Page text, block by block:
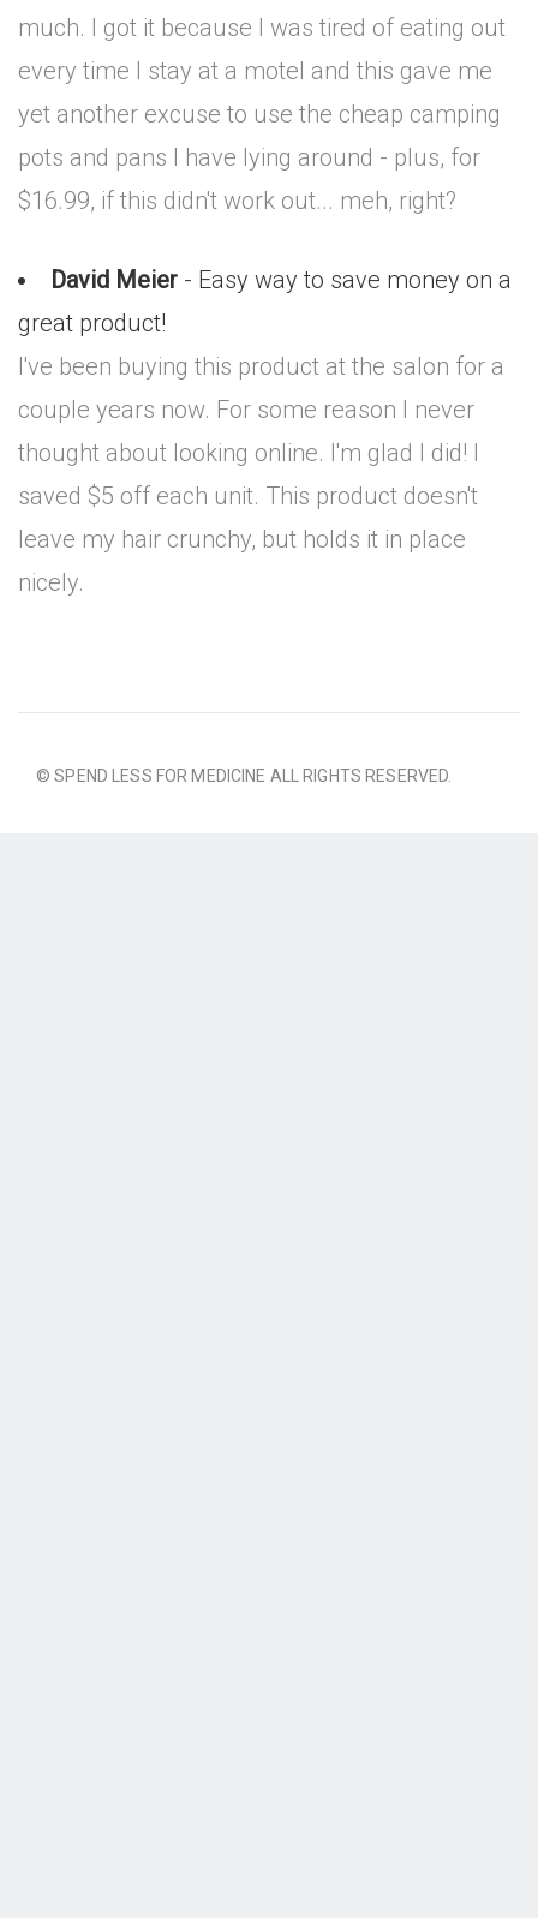
much. I got it because I was tired of eating out
every time I stay at a motel and this gave me
yet another excuse to use the cheap camping
pots and pans I have lying around - plus, for
$16.99, if this didn't work out... meh, right?
David Meier - Easy way to save money on a
great product!
I've been buying this product at the salon for a
couple years now. For some reason I never
thought about looking online. I'm glad I did! I
saved $5 off each unit. This product doesn't
leave my hair crunchy, but holds it in place
nicely.
© SPEND LESS FOR MEDICINE ALL RIGHTS RESERVED.